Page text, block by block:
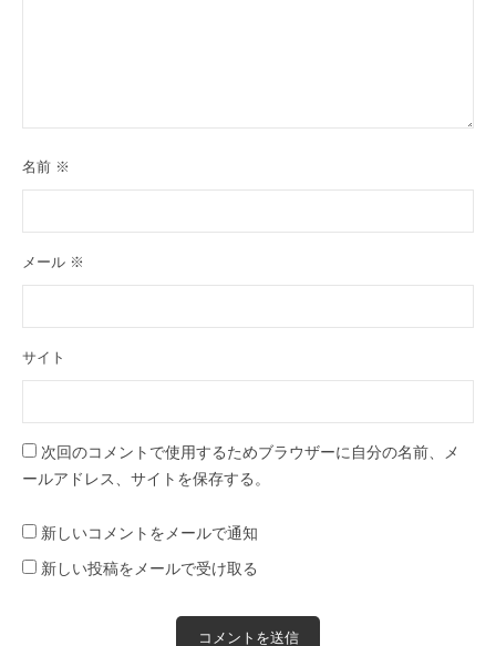
名前 ※
メール ※
サイト
次回のコメントで使用するためブラウザーに自分の名前、メ
ールアドレス、サイトを保存する。
新しいコメントをメールで通知
新しい投稿をメールで受け取る